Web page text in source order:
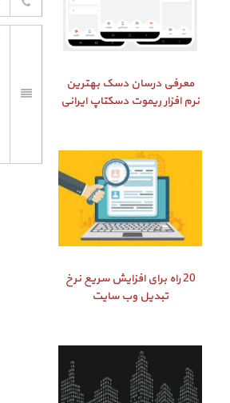
معرفی درسان دسک بهترین
نرم افزار ریموت دسکتاپ ایرانی
20 راه برای افزایش سریع نرخ
تبدیل وب سایت